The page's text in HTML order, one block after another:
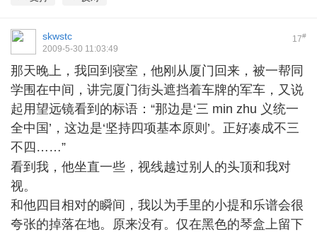
17#
skwstc
2009-5-30 11:03:49
那天晚上，我回到寝室，他刚从厦门回来，被一帮同
学围在中间，讲完厦门街头遮挡着车牌的军车，又说
起用望远镜看到的标语：“那边是‘三 min zhu 义统一
全中国’，这边是‘坚持四项基本原则’。正好凑成不三
不四……”
看到我，他坐直一些，视线越过别人的头顶和我对
视。
和他四目相对的瞬间，我以为手里的小提和乐谱会很
夸张的掉落在地。原来没有。仅在黑色的琴盒上留下